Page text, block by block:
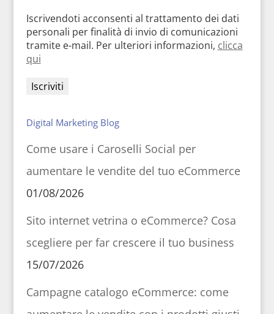
Iscrivendoti acconsenti al trattamento dei dati
personali per finalità di invio di comunicazioni
tramite e-mail. Per ulteriori informazioni, clicca
qui
Digital Marketing Blog
Come usare i Caroselli Social per
aumentare le vendite del tuo eCommerce
01/08/2026
Sito internet vetrina o eCommerce? Cosa
scegliere per far crescere il tuo business
15/07/2026
Campagne catalogo eCommerce: come